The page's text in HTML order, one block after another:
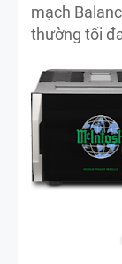
mạch
thường tối